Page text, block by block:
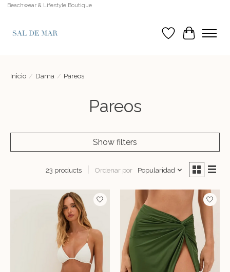
Beachwear & Lifestyle Boutique
Lista de deseos
Cesta
Inicio / Dama / Pareos
Pareos
Show filters
23 products Ordenar por Popularidad